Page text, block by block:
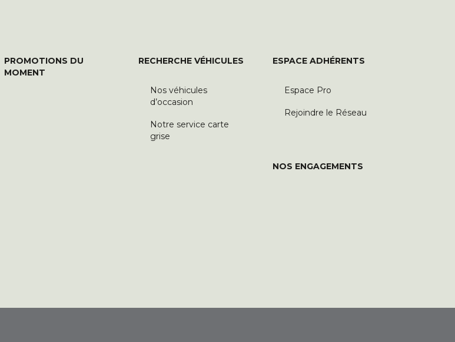
PROMOTIONS DU
MOMENT
RECHERCHE VÉHICULES
Nos véhicules
d’occasion
Notre service carte
grise
ESPACE ADHÉRENTS
Espace Pro
Rejoindre le Réseau
NOS ENGAGEMENTS